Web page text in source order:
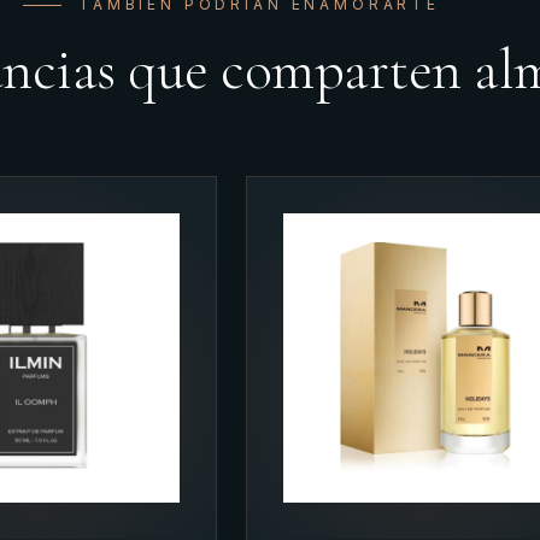
TAMBIÉN PODRÍAN ENAMORARTE
que comparten